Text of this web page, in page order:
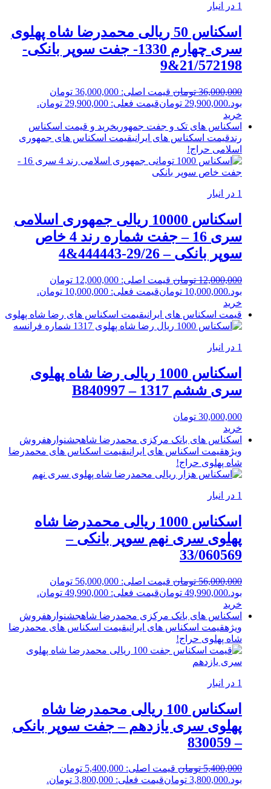
1 در انبار
اسکناس 50 ریالی محمدرضا شاه پهلوی
سری چهارم 1330- جفت سوپر بانکی-
21/572198&9
36,000,000 تومان
قیمت اصلی: 36,000,000 تومان
بود.29,900,000 تومانقیمت فعلی: 29,900,000 تومان.
خرید
اسکناس های تک و جفت جمهوریخرید و قیمت اسکناس
رندقیمت اسکناس های ایرانیقیمت اسکناس های جمهوری
اسلامی حراج!
1 در انبار
اسکناس 10000 ریالی جمهوری اسلامی
سری 16 – جفت شماره رند 4 خاص
سوپر بانکی – 29/26-444443&4
12,000,000 تومان
قیمت اصلی: 12,000,000 تومان
بود.10,000,000 تومانقیمت فعلی: 10,000,000 تومان.
خرید
قیمت اسکناس های ایرانیقیمت اسکناس های رضا شاه پهلوی
1 در انبار
اسکناس 1000 ریالی رضا شاه پهلوی
سری ششم 1317 – B840997
30,000,000 تومان
خرید
اسکناس های بانک مرکزی محمدرضا شاهجشنوارهفروش
ویژهقیمت اسکناس های ایرانیقیمت اسکناس های محمدرضا
شاه پهلوی حراج!
1 در انبار
اسکناس 1000 ریالی محمدرضا شاه
پهلوی سری نهم سوپر بانکی –
33/060569
56,000,000 تومان
قیمت اصلی: 56,000,000 تومان
بود.49,990,000 تومانقیمت فعلی: 49,990,000 تومان.
خرید
اسکناس های بانک مرکزی محمدرضا شاهجشنوارهفروش
ویژهقیمت اسکناس های ایرانیقیمت اسکناس های محمدرضا
شاه پهلوی حراج!
1 در انبار
اسکناس 100 ریالی محمدرضا شاه
پهلوی سری یازدهم – جفت سوپر بانکی
– 830059
5,400,000 تومان
قیمت اصلی: 5,400,000 تومان
بود.3,800,000 تومانقیمت فعلی: 3,800,000 تومان.